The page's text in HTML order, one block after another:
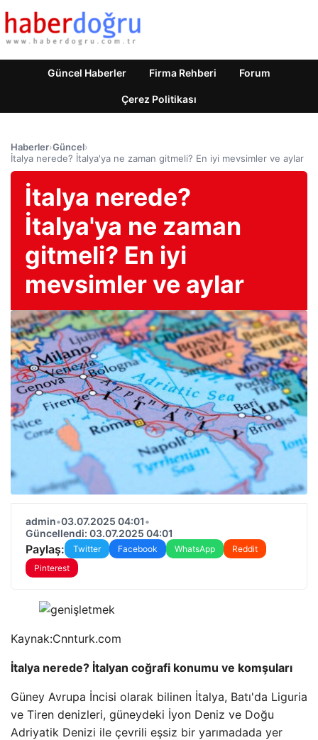
Güncel Haberler Firma Rehberi Forum
Çerez Politikası
Haberler›Güncel›
İtalya nerede? İtalya'ya ne zaman gitmeli? En iyi mevsimler ve aylar
İtalya nerede?
İtalya'ya ne zaman
gitmeli? En iyi
mevsimler ve aylar
admin•03.07.2025 04:01•
Güncellendi: 03.07.2025 04:01
Paylaş: Twitter Facebook WhatsApp
Reddit
Pinterest
Kaynak:Cnnturk.com
İtalya nerede? İtalyan coğrafi konumu ve komşuları
Güney Avrupa İncisi olarak bilinen İtalya, Batı'da Liguria
ve Tiren denizleri, güneydeki İyon Deniz ve Doğu
Adriyatik Denizi ile çevrili eşsiz bir yarımadada yer